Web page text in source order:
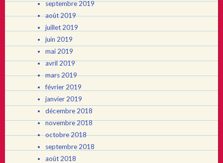
septembre 2019
août 2019
juillet 2019
juin 2019
mai 2019
avril 2019
mars 2019
février 2019
janvier 2019
décembre 2018
novembre 2018
octobre 2018
septembre 2018
août 2018